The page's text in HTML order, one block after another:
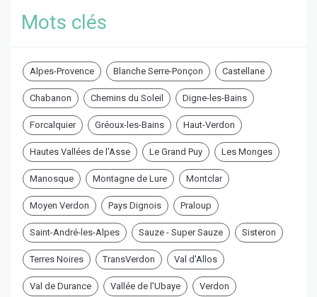
Mots clés
Alpes-Provence Blanche Serre-Ponçon Castellane
Chabanon Chemins du Soleil Digne-les-Bains
Forcalquier Gréoux-les-Bains Haut-Verdon
Hautes Vallées de l'Asse Le Grand Puy Les Monges
Manosque Montagne de Lure Montclar
Moyen Verdon Pays Dignois Praloup
Saint-André-les-Alpes Sauze - Super Sauze Sisteron
Terres Noires TransVerdon Val d'Allos
Val de Durance Vallée de l'Ubaye Verdon